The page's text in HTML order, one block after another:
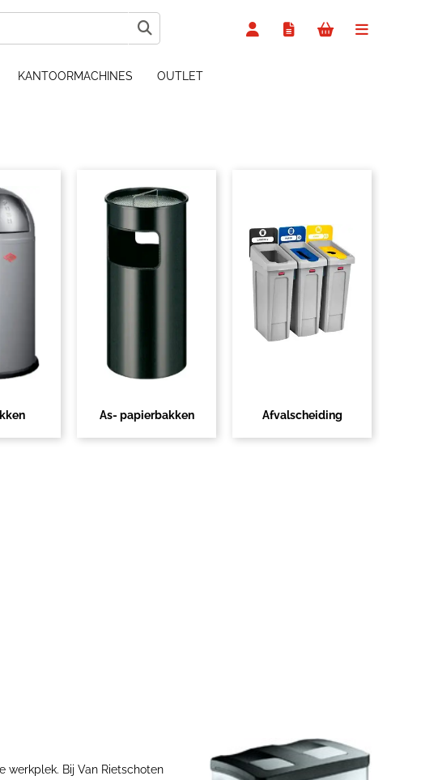
KANTOORMACHINES OUTLET
As- papierbakken Afvalscheiding
werkplek. Bij Van Rietschoten